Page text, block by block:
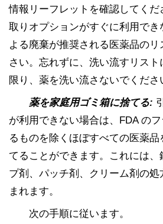
情報リーフレットを確認してくだ
取りオプションがすぐに利用でき
よる廃棄が推奨される医薬品の
さい。忘れずに、洗い流すリス
限り、薬を洗い流さないでくださ
薬を家庭用ゴミ箱に捨てる:
が利用できない場合は、FDA の
るものを除くほぼすべての医薬
てることができます。これには、
プ剤、パッチ剤、クリーム剤の処
まれます。
次の手順に従います。